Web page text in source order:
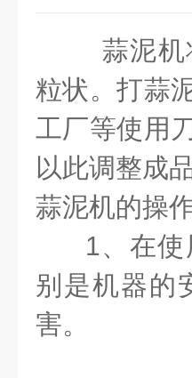
蒜泥机
粒状。打蒜
工厂等使用
以此调整成
蒜泥机的操
1、在
别是机器的
害。